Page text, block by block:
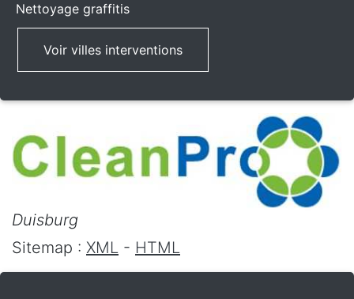
Nettoyage graffitis
Voir villes interventions
Duisburg
Sitemap : XML - HTML